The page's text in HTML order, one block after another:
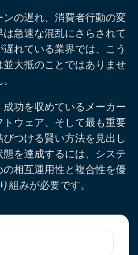
の遅れ、消費者行動の変
急速な混乱にさらされて
れている業界では、こう
大抵のことではありませ
功を収めているメーカー
ウェア、そして最も重要
つける賢い方法を見出し
を達成するには、システ
相互運用性と複合性を優
組みが必要です。